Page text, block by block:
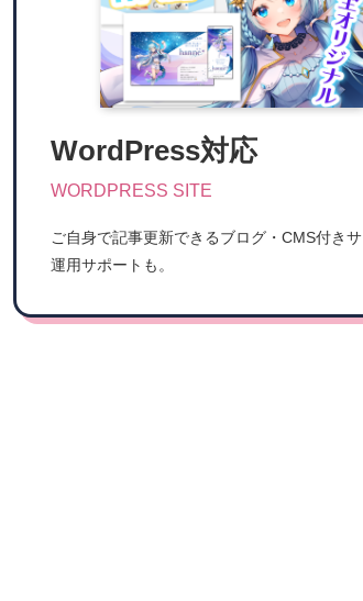
WordPress対応
WORDPRESS SITE
ご自身で記事更新できるブログ・CMS付き
運用サポートも。